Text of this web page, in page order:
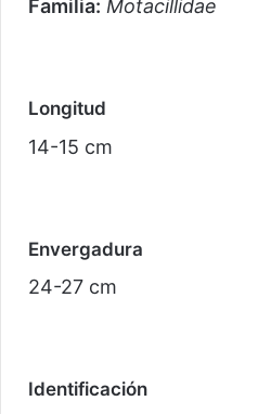
Familia: Motacillidae
Longitud
14-15 cm
Envergadura
24-27 cm
Identificación